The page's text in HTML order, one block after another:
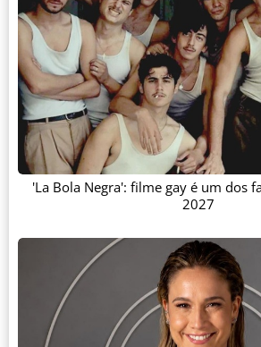
'La Bola Negra': filme gay é um dos
2027